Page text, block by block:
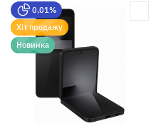
0,01%
Хіт продажу
Новинка